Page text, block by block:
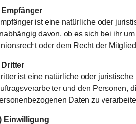
Empfänger
ist eine natürliche oder
davon, ob es sich bei ihr
oder dem Recht der
Dritter
ist eine natürliche oder
und den Personen,
Daten zu
Einwilligung